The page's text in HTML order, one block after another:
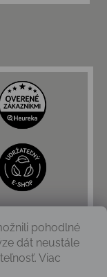
pohodlné
dát neustále
Viac